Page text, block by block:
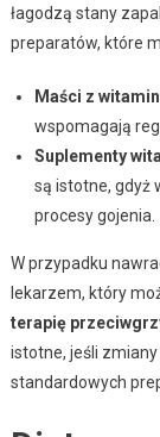
łagodzą stany
preparatów, które
Maści z
wspomagają
Suplementy
są istotne, gdyż
procesy gojenia.
W przypadku
lekarzem, który
terapię
istotne, jeśli
standardowych